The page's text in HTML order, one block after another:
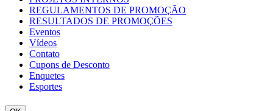
REGULAMENTOS DE PROMOÇÃO
RESULTADOS DE PROMOÇÕES
Eventos
Vídeos
Contato
Cupons de Desconto
Enquetes
Esportes